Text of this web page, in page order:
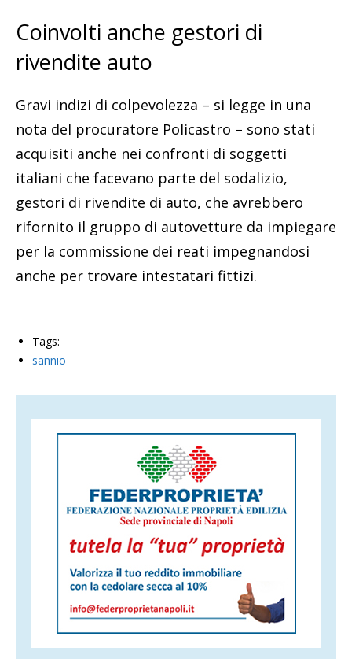
Coinvolti anche gestori di
rivendite auto
Gravi indizi di colpevolezza – si legge in una
nota del procuratore Policastro – sono stati
acquisiti anche nei confronti di soggetti
italiani che facevano parte del sodalizio,
gestori di rivendite di auto, che avrebbero
rifornito il gruppo di autovetture da impiegare
per la commissione dei reati impegnandosi
anche per trovare intestatari fittizi.
Tags:
sannio